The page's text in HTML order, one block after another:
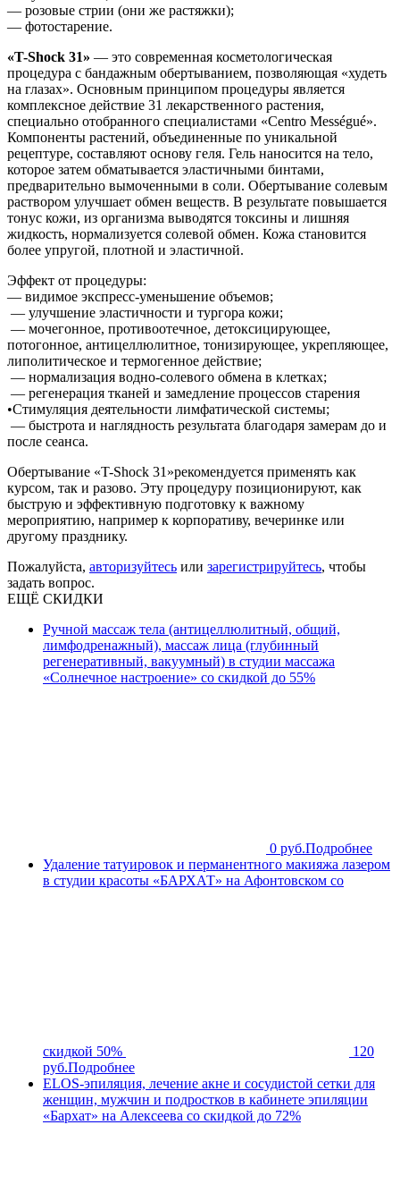
— розовые стрии (они же растяжки);
— фотостарение.
«T-Shock 31» — это современная косметологическая
процедура с бандажным обертыванием, позволяющая «худеть
на глазах». Основным принципом процедуры является
комплексное действие 31 лекарственного растения,
специально отобранного специалистами «Centro Mességué».
Компоненты растений, объединенные по уникальной
рецептуре, составляют основу геля. Гель наносится на тело,
которое затем обматывается эластичными бинтами,
предварительно вымоченными в соли. Обертывание солевым
раствором улучшает обмен веществ. В результате повышается
тонус кожи, из организма выводятся токсины и лишняя
жидкость, нормализуется солевой обмен. Кожа становится
более упругой, плотной и эластичной.
Эффект от процедуры:
— видимое экспресс-уменьшение объемов;
— улучшение эластичности и тургора кожи;
— мочегонное, противоотечное, детоксицирующее,
потогонное, антицеллюлитное, тонизирующее, укрепляющее,
липолитическое и термогенное действие;
— нормализация водно-солевого обмена в клетках;
— регенерация тканей и замедление процессов старения
•Стимуляция деятельности лимфатической системы;
— быстрота и наглядность результата благодаря замерам до и
после сеанса.
Обертывание «T-Shock 31»рекомендуется применять как
курсом, так и разово. Эту процедуру позиционируют, как
быструю и эффективную подготовку к важному
мероприятию, например к корпоративу, вечеринке или
другому празднику.
Пожалуйста, авторизуйтесь или зарегистрируйтесь, чтобы
задать вопрос.
ЕЩЁ СКИДКИ
Ручной массаж тела (антицеллюлитный, общий,
лимфодренажный), массаж лица (глубинный
регенеративный, вакуумный) в студии массажа
«Солнечное настроение» со скидкой до 55%
0 руб.Подробнее
Удаление татуировок и перманентного макияжа лазером
в студии красоты «БАРХАТ» на Афонтовском со
скидкой 50%
120
руб.Подробнее
ELOS-эпиляция, лечение акне и сосудистой сетки для
женщин, мужчин и подростков в кабинете эпиляции
«Бархат» на Алексеева со скидкой до 72%